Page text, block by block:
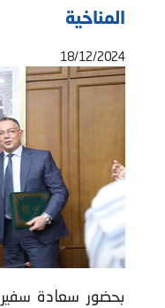
المناخية
18/12/2024
بحضور سعادة سفير